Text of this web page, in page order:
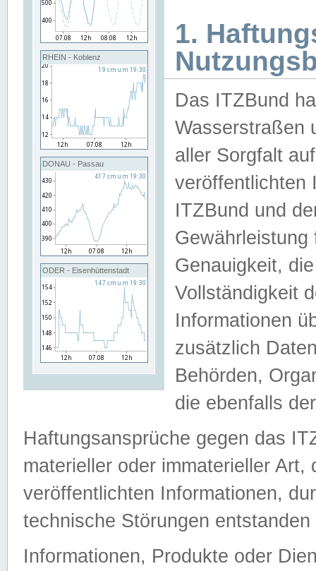
RHEIN - Koblenz
DONAU - Passau
ODER - Eisenhüttenstadt
1.
Das ITZBund
Wasserstraßen
aller Sorgfalt
veröffentlichten
ITZBund und
Genauigkeit,
Vollständigkeit
Informationen
zusätzlich
Behörden,
die ebenfalls
Haftungsansprüche gegen das
materieller oder immaterieller
veröffentlichten Informationen,
technische Störungen
Informationen, Produkte oder